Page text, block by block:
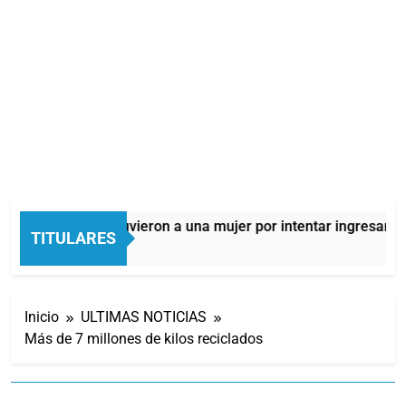
TITULARES
Quilmes: detuvieron a una mujer por intentar ingresar
4 Horas Atrás
Inicio
ULTIMAS NOTICIAS
Más de 7 millones de kilos reciclados